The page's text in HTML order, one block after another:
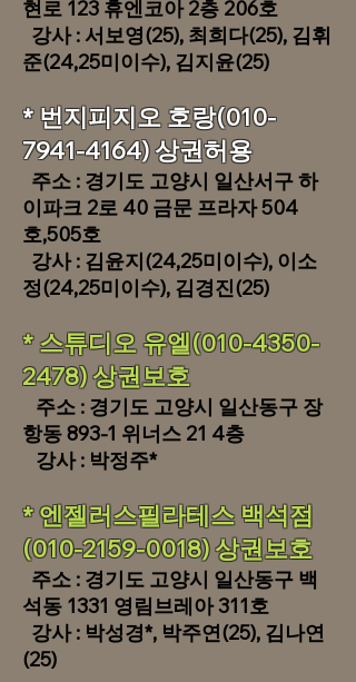
현로 123 휴엔코아 2층 206호
​ 강사 : 서보영(25), 최희다(25), 김휘
준(24,25미이수), 김지윤(25)
* 번지피지오 호랑(010-
7941-4164) 상권허용
주소 : 경기도 고양시 일산서구 하
이파크 2로 40 금문 프라자 504
호,505호
​ 강사 : 김윤지(24,25미이수)​, 이소
정(24,25미이수), 김경진(25)
* 스튜디오 유엘(010-4350-
2478) 상권보호
주소 : 경기도 고양시 일산동구 장
항동 893-1 위너스 21 4층​
​ 강사 : 박정주*
* 엔젤러스필라테스 백석점
(010-2159-0018) 상권보호
주소 : 경기도 고양시 일산동구 백
석동 1331 영림브레아 311호
​ 강사 : 박성경*, 박주연(25), 김나연
(25)